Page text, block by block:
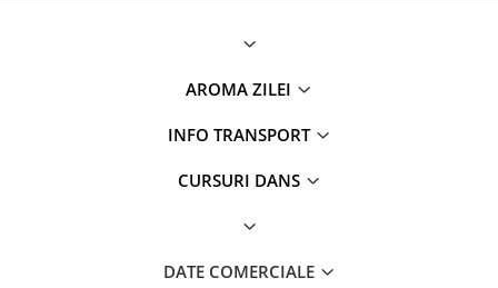
AROMA ZILEI
INFO TRANSPORT
CURSURI DANS
DATE COMERCIALE